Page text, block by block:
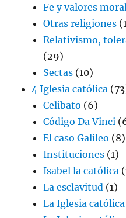
Fe y valores
Otras religiones
Relativismo,
(29)
Sectas (10)
4 Iglesia católica
Celibato (6)
Código Da Vinci
El caso Galileo (8)
Instituciones (1)
Isabel la católica
La esclavitud (1)
La Iglesia